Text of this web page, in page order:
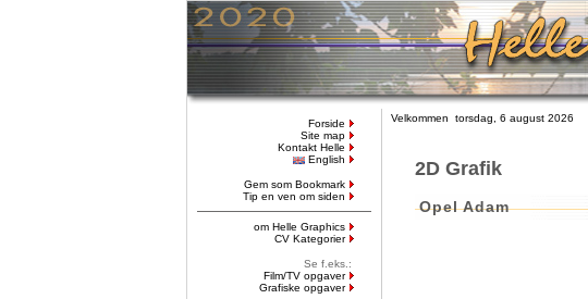
Forside
Site map
Kontakt Helle
English
Gem som Bookmark
Tip en ven om siden
om Helle Graphics
CV Kategorier
Se f.eks.:
Film/TV opgaver
Grafiske opgaver
Velkommen torsdag, 6 august 2026
2D Grafik
Opel Adam